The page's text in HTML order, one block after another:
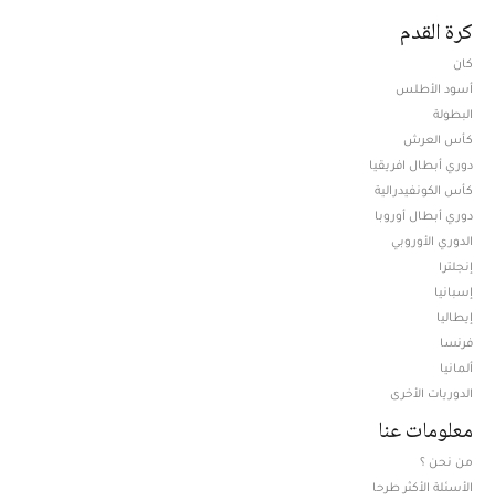
كرة القدم
كان
أسود الأطلس
البطولة
كأس العرش
دوري أبطال افريقيا
كأس الكونفيدرالية
دوري أبطال أوروبا
الدوري الأوروبي
إنجلترا
إسبانيا
إيطاليا
فرنسا
ألمانيا
الدوريات الأخرى
معلومات عنا
من نحن ؟
الأسئلة الأكثر طرحا